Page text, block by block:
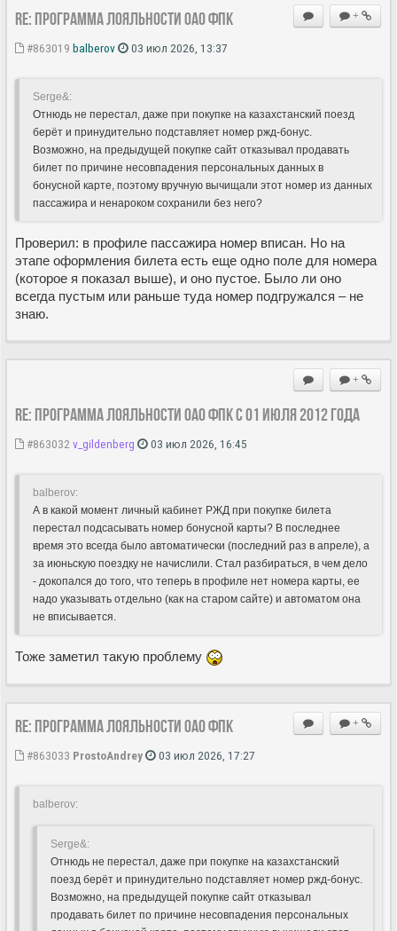
+
Re: Программа лояльности ОАО ФПК
#863019 balberov 03 июл 2026, 13:37
Serge&:
Отнюдь не перестал, даже при покупке на казахстанский поезд
берёт и принудительно подставляет номер ржд-бонус.
Возможно, на предыдущей покупке сайт отказывал продавать
билет по причине несовпадения персональных данных в
бонусной карте, поэтому вручную вычищали этот номер из данных
пассажира и ненароком сохранили без него?
Проверил: в профиле пассажира номер вписан. Но на
этапе оформления билета есть еще одно поле для номера
(которое я показал выше), и оно пустое. Было ли оно
всегда пустым или раньше туда номер подгружался – не
знаю.
+
Re: Программа лояльности ОАО ФПК с 01 июля 2012 года
#863032 v_gildenberg 03 июл 2026, 16:45
balberov:
А в какой момент личный кабинет РЖД при покупке билета
перестал подсасывать номер бонусной карты? В последнее
время это всегда было автоматически (последний раз в апреле), а
за июньскую поездку не начислили. Стал разбираться, в чем дело
- докопался до того, что теперь в профиле нет номера карты, ее
надо указывать отдельно (как на старом сайте) и автоматом она
не вписывается.
Тоже заметил такую проблему
+
Re: Программа лояльности ОАО ФПК
#863033 ProstoAndrey 03 июл 2026, 17:27
balberov:
Serge&:
Отнюдь не перестал, даже при покупке на казахстанский
поезд берёт и принудительно подставляет номер ржд-бонус.
Возможно, на предыдущей покупке сайт отказывал
продавать билет по причине несовпадения персональных